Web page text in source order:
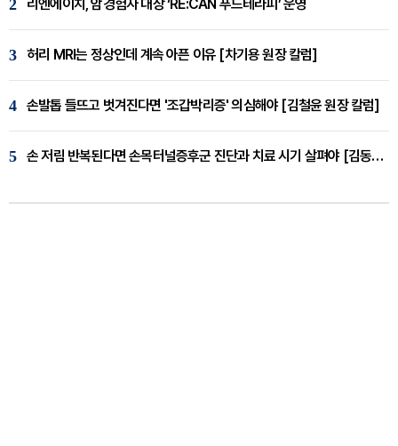
2 리엔에이치, 암경험자 대상 ‘RE:CAN 푸드테라피’ 운영
3 허리 MRI는 정상인데 계속 아픈 이유 [차기용 원장 칼럼]
4 손발톱 들뜨고 벗겨진다면 '조갑박리증' 의심해야 [김철윤 원장 칼럼]
5 손 저림 반복된다면 손목터널증후군 진단과 치료 시기 살펴야 [김동현 원장 칼럼]